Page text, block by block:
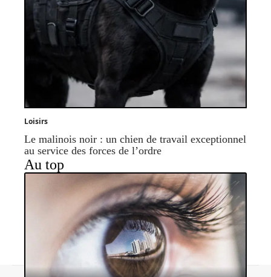
Loisirs
Le malinois noir : un chien de travail exceptionnel
au service des forces de l’ordre
Au top